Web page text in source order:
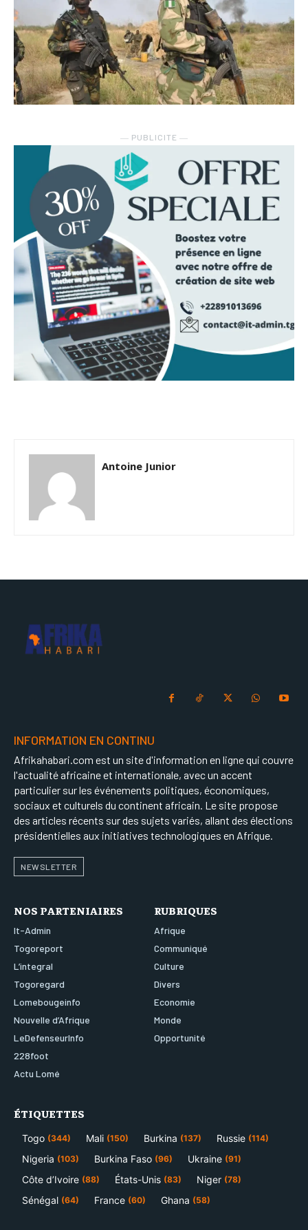
― PUBLICITE ―
Antoine Junior
INFORMATION EN CONTINU
Afrikahabari.com est un site d'information en ligne qui couvre
l'actualité africaine et internationale, avec un accent
particulier sur les événements politiques, économiques,
sociaux et culturels du continent africain. Le site propose
des articles récents sur des sujets variés, allant des élections
présidentielles aux initiatives technologiques en Afrique.
NEWSLETTER
NOS PARTENIAIRES
It-Admin
Togoreport
L’integral
Togoregard
Lomebougeinfo
Nouvelle d’Afrique
LeDefenseurInfo
228foot
Actu Lomé
RUBRIQUES
Afrique
Communiqué
Culture
Divers
Economie
Monde
Opportunité
ÉTIQUETTES
Togo (344) Mali (150) Burkina (137) Russie (114)
Nigeria (103) Burkina Faso (96) Ukraine (91)
Côte d’Ivoire (88) États-Unis (83) Niger (78)
Sénégal (64) France (60) Ghana (58)